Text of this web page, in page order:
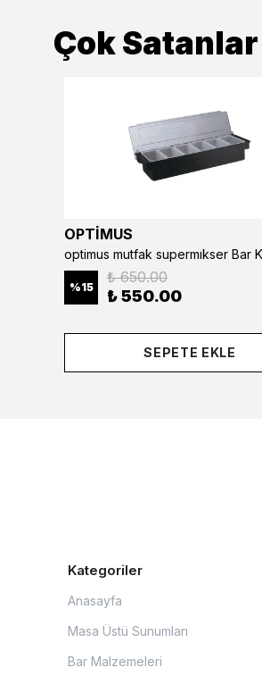
Çok Satanlar
OPTİMUS
%15
₺ 650.00
₺ 550.00
SEPETE EKLE
Kategoriler
Anasayfa
Masa Üstü Sunumları
Bar Malzemeleri